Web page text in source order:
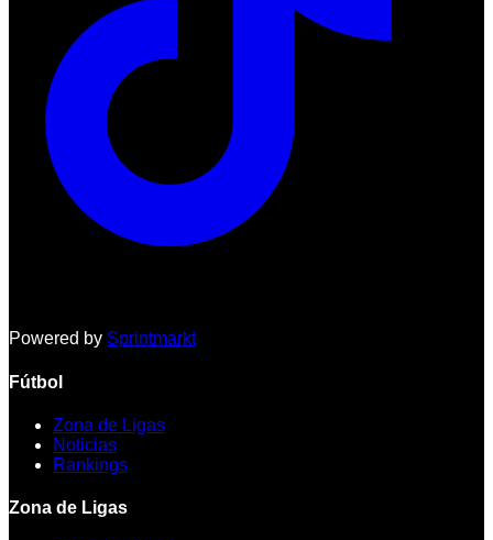
Powered by Sprintmarkt
Fútbol
Zona de Ligas
Noticias
Rankings
Zona de Ligas